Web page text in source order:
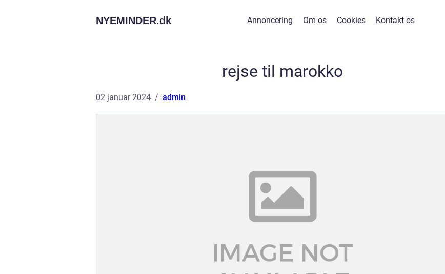
NYEMINDER.dk Annoncering Om os Cookies Kontakt os
rejse til marokko
02 januar 2024 admin